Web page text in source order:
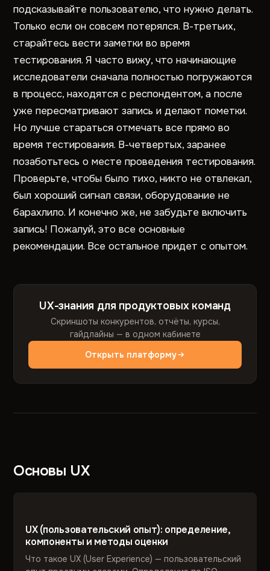
подсказывайте пользователю, что нужно делать.
Только если он совсем потерялся. В-третьих,
старайтесь вести заметки во время
тестирования. Я часто вижу, что начинающие
исследователи сначала полностью погружаются
в процесс, находятся с респондентом, а после
уже пересматривают запись и делают пометки.
Но лучше стараться отмечать все прямо во
время тестирования. В-четвертых, заранее
позаботьтесь о месте проведения тестирования.
Проверьте, чтобы было тихо, никто не отвлекал,
был хороший сигнал связи, оборудование не
барахлило. И конечно же, не забудьте включить
запись! Пожалуй, это все основные
рекомендации. Все остальное придет с опытом.
UX-знания для продуктовых команд
Скриншоты конкурентов, отчёты, курсы,
гайдлайны — в одном кабинете
Открыть платформу
Основы UX
UX (пользовательский опыт): определение,
компоненты и методы оценки
Что такое UX (User Experience) — пользовательский